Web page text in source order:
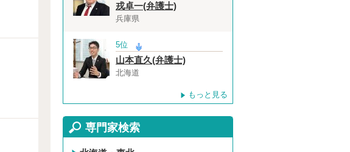
戎卓一(弁護士)
兵庫県
5位
山本直久(弁護士)
北海道
もっと見る
専門家検索